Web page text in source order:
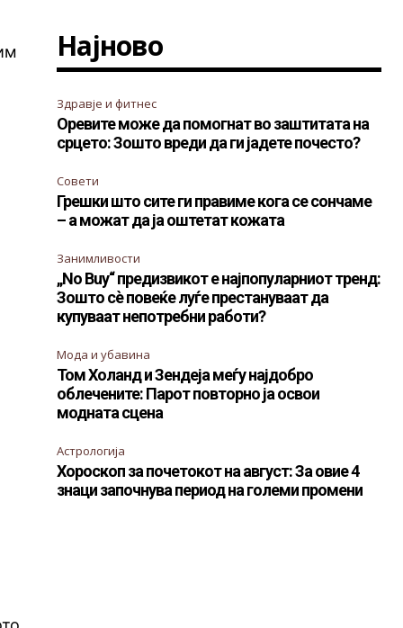
Најново
Здравје и фитнес
Оревите може да помогнат во заштитата на
срцето: Зошто вреди да ги јадете почесто?
Совети
Грешки што сите ги правиме кога се сончаме
– а можат да ја оштетат кожата
Занимливости
„No Buy“ предизвикот е најпопуларниот тренд:
Зошто сè повеќе луѓе престануваат да
купуваат непотребни работи?
Мода и убавина
Том Холанд и Зендеја меѓу најдобро
облечените: Парот повторно ја освои
модната сцена
Астрологија
Хороскоп за почетокот на август: За овие 4
знаци започнува период на големи промени